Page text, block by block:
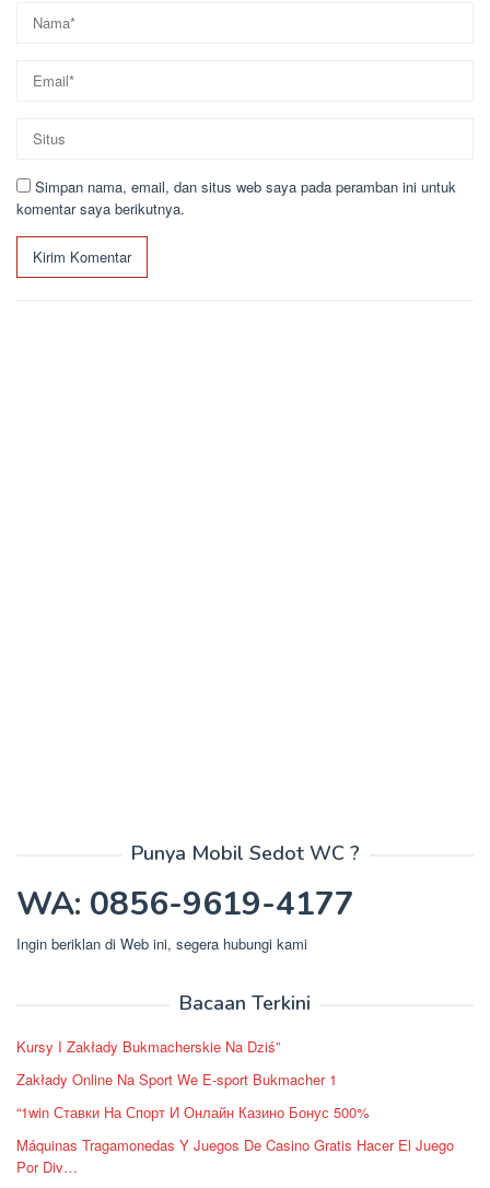
Simpan nama, email, dan situs web saya pada peramban ini untuk
komentar saya berikutnya.
Punya Mobil Sedot WC ?
WA: 0856-9619-4177
Ingin beriklan di Web ini, segera hubungi kami
Bacaan Terkini
Kursy I Zakłady Bukmacherskie Na Dziś”
Zakłady Online Na Sport We E-sport Bukmacher 1
“1win Ставки На Спорт И Онлайн Казино Бонус 500%
Máquinas Tragamonedas Y Juegos De Casino Gratis Hacer El Juego
Por Div…